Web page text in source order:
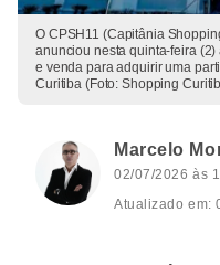
O CPSH11 (Capitânia
anunciou nesta quinta-feira
e venda para adquirir uma
Curitiba (Foto: Shopping
Marcelo
02/07/2026 às
Atualizado em: